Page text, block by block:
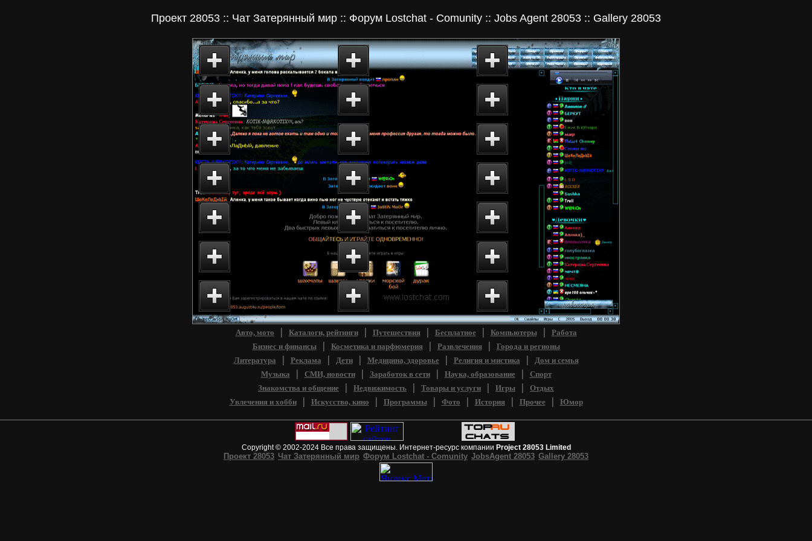
Проект 28053 :: Чат Затерянный мир :: Форум Lostchat - Comunity :: Jobs Agent 28053 :: Gallery 28053
Главная страница сайта
Проект 28053
proekt28053.ru
Чат знакомств
Затерянный мир
www.lostchat.com
Добро пожаловать
на форум знакомств
Lostchat - Comunity
28053.RU Total Web
Кадровое интернет-
Emo4at.com Настоящий
Старый сайт Проекта
мир - Форум...
Второй форум чата
Затерянный мир. О
себе. Мой город...
Чат Затерянный мир -
Narod`овских сайтов.
WEB Directory: каталог
интернет-ресурсов. Теги
для чатов...
CataLOG 28053 - Каталог
интернет-ресурсов.
Общение. Форумы...
интернет-ресурсов.
Каталог чатов...
Lostchat Каталог
интернет-ресурсов.
Краткая история карт.
Детские и семейные
игры. Банковые...
Печатный центр
Оригинал - Печатный
центр в Рыбинске
Лучшие чаты знакомств
- Каталог городских
чатов знакомств!
Glamourchat Lostchat
Гламурный чат
знакомств Лучший чат...
Фотогаллерея Проекта
28053. Фотогаллерея
содержит альбомы...
Lostchat Чат
Затерянный мир
Лучший чат знакомств...
Вопросы, связанные с
функционированием
Авто, мото | Каталоги, рейтинги | Путешествия | Бесплатное | Компьютеры |
Работа
Бизнес и финансы
| Косметика и парфюмерия | Развлечения |
Города и регионы
Литература
| Реклама | Дети | Медицина, здоровье | Религия и мистика |
Дом и семья
Музыка
| СМИ, новости | Заработок в сети | Наука, образование |
Спорт
Знакомства и общение
| Недвижимость | Товары и услуги | Игры |
Отдых
Увлечения и хобби
| Искусство, кино | Программы | Фото | История | Прочее | Юмор
Copyright © 2002-2024 Все права защищены. Интернет-ресурс компании Project 28053 Limited
Проект 28053 Чат Затерянный мир Форум Lostchat - Comunity JobsAgent 28053 Gallery 28053